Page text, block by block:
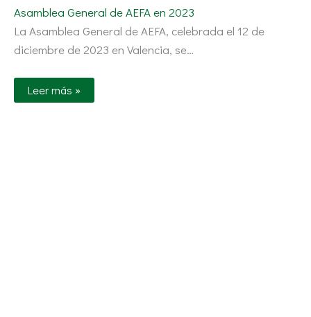
Asamblea General de AEFA en 2023
La Asamblea General de AEFA, celebrada el 12 de
diciembre de 2023 en Valencia, se…
Leer más »